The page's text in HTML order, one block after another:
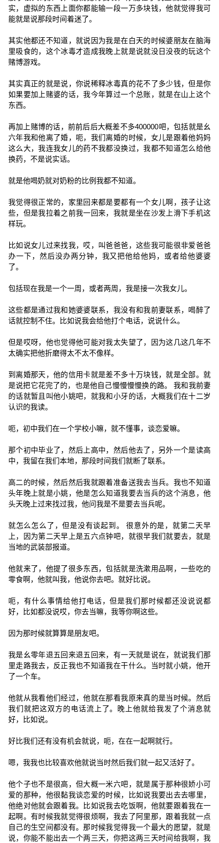
实，虚拟的东西上面你都能输一段一万多块钱，他就觉得我可
能就是说那段时间着迷了。
其实他都还不知道，就说因为我是在白天的时候婆朋友在脑海
里吸食的，这个冰毒才造成我晚上就是说就没日没夜的玩这个
赌博游戏。
其实真正的就是说，你说稀释冰毒真的花不了多少钱，但是你
如果要加上赌婆的话，我今年算过一个总账，就是在山上这个
东西。
再加上赌博的话，前前后后大概差不多400000吧，包括就是幺
六年我和他离了婚，呃，我们离婚的时候，女儿是跟着他妈妈
这么大，我连我女儿的药不我都没换过，我都不知道怎么给他
换药，不是说实话。
就是他喝奶就对奶粉的比例我都不知道。
我觉得很正常的，家里回来都是要都有一个女儿啊，孩子让这
些，但是我拉着之前我一回来，我就是坐在沙发上滑下手机这
样玩。
比如说女儿过来找我，哎，叫爸爸爸，这些我可能很非爱爸爸
办一下，然后没办两分钟，我又把他给他妈，或者给他婆婆
了。
包括现在我是一个一周，或者两周，我是接一次我女儿。
这些都是通过我和她婆婆联系，我没有和我前妻联系，喝醉了
话就控制不住。比如说我会给他打个电话，说说什么。
但是哎呀，他也觉得他可能对我太失望了，因为这几这几年不
太确实把他折磨得太不太不像样。
到离婚那天，他的信用卡就是差不多十万块钱，就是全部。就
是说把它花完了的，也是他自己慢慢慢慢换的路。 我和我前妻
的话就暂且叫他小姚吧，就我和小牙的话，大概我们在十二岁
认识的我读。
呃，初中我们在一个学校小嘛，就不懂事，谈恋爱嘛。
那个初中毕业了，然后上高中，然后他去了，另外一个是读高
中，我留在我们本地，那段时间我们就断了联系。
高二的时候，然后然后我就跟着准备送我去当兵。我也不知道
头年晚上就是小姚，他是怎么知道我要去当兵的这个消息，他
头天晚上过来找过我，他问我是不是要去当兵呢。
就怎么怎么了，但是没有谈起到。 很意外的是，就第二天早
上，因为第二天早上是五六点钟吧，就很早我们就要去，就是
当地的武装部报道。
他就来了，他提了很多东西，包括就是洗漱用品啊，一些吃的
零食啊，他就叫我，他说你去吧。就好比说。
呃，有什么事情给他打电话，但是我们那时候都还没说说都
好，比如都没说哎，你去当嘛，我等你啊这些。
因为那时候就算算是朋友吧。
我是幺零年退五回来退五回来，有一天就是说在，就说我们那
里走路我去，反正我也不知道我在干什么。当时就小姚，他开
了一个车。
他就从我看他们经过，他就在那看我原来真的是当时候。然后
我们就把这双方的电话流上了。晚上他就给我发了个消息就
好，比如说。
好比我们还有没有机会就说，呃，在在一起啊就行。
嗯，我我也比较喜欢他就说当时然后我们就一起又活好了。
他个子也不是很高，但大概一米六吧，就是属于那种很娇小可
爱的那种，他很黏我谈恋爱的时候，比如说我要出去去哪里，
他绝对他就会跟着我。比如说我去吃饭啊，他就要跟着我在一
起啊。有时候我就觉得很烦啊，我去了阿里那，跟着我就一点
自己的生空间都没有。那时候我觉得我一个最大的愿望，就是
说，你能不能出去一个两三天，你把这两三天时间给我啊，我